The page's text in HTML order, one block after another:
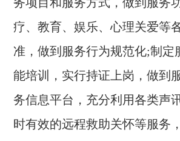
疗、教育、娱乐、心理关爱等
准，做到服务行为规范化;制
能培训，实行持证上岗，做到
务信息平台，充分利用各类声
时有效的远程救助关怀等服务